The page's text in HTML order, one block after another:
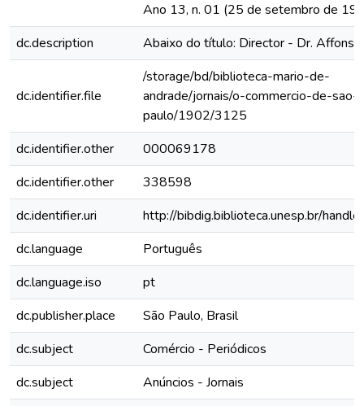
Ano 13, n. 01 (25 de setembro de
dc.description
Abaixo do título: Director - Dr.
dc.identifier.file
/storage/bd/biblioteca-mario-de-
andrade/jornais/o-commercio-de-sao-
paulo/1902/3125
dc.identifier.other
000069178
dc.identifier.other
338598
dc.identifier.uri
http://bibdig.biblioteca.unesp.br/
dc.language
Português
dc.language.iso
pt
dc.publisher.place
São Paulo, Brasil
dc.subject
Comércio - Periódicos
dc.subject
Anúncios - Jornais